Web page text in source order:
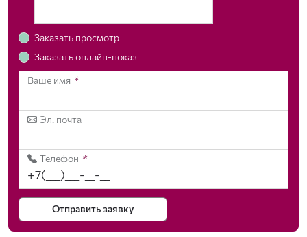
Заказать просмотр
Заказать онлайн-показ
Ваше имя *
Эл. почта
Телефон *
Отправить заявку